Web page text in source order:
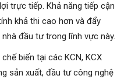
trực tiếp. Khả năng tiếp cận
khả thi cao hơn và đẩy
đầu tư trong lĩnh vực này.
biến tại các KCN, KCX
sản xuất, đầu tư công nghệ